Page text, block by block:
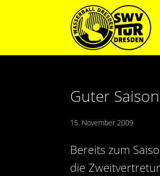
Guter
15. November 2009
Bereits zum
die